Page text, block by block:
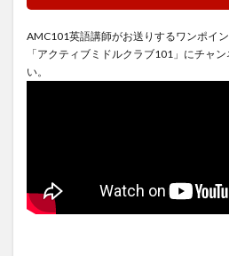
AMC101英語講師がお送りするワンポイ
「アクティブミドルクラブ101」にチャ
い。